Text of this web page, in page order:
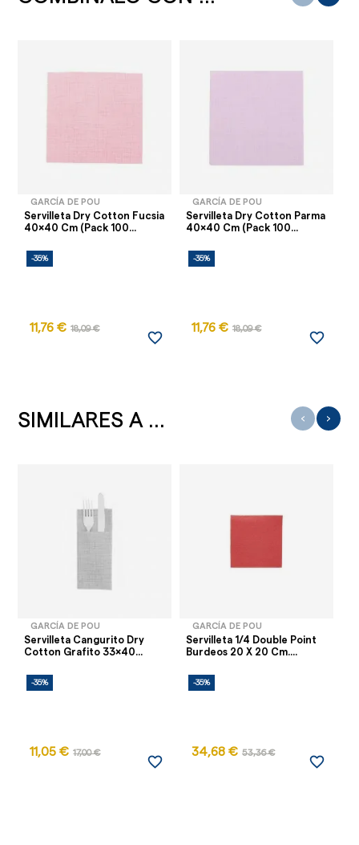
GARCÍA DE POU
Servilleta Dry Cotton Fucsia
40x40 Cm (Pack 100...
-35%
11,76 € 18,09 €
favorite_border
GARCÍA DE POU
Servilleta Dry Cotton Parma
40x40 Cm (Pack 100...
-35%
11,76 € 18,09 €
favorite_border
SIMILARES A ...
GARCÍA DE POU
Servilleta Cangurito Dry
Cotton Grafito 33x40...
-35%
11,05 € 17,00 €
favorite_border
GARCÍA DE POU
Servilleta 1/4 Double Point
Burdeos 20 X 20 Cm....
-35%
34,68 € 53,36 €
favorite_border
‹ ›